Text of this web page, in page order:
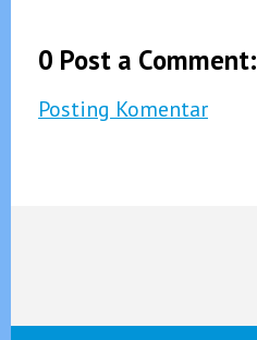
0 Post a Comment:
Posting Komentar